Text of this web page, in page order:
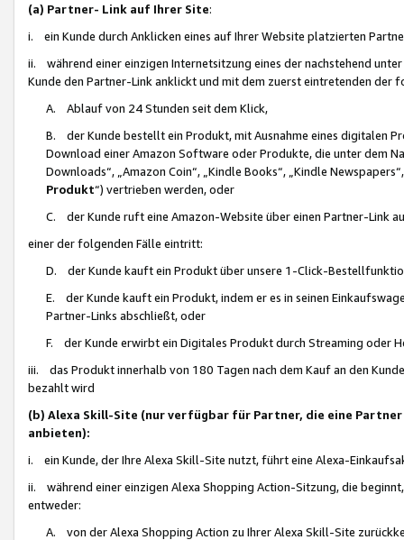
(a) Partner- Link auf Ihrer Site:
i. ein Kunde durch Anklicken eines auf Ihrer Website platzierten
ii. während einer einzigen Internetsitzung eines der nachstehend
Kunde den Partner-Link anklickt und mit dem zuerst eintretenden der
A. Ablauf von 24 Stunden seit dem Klick,
B. der Kunde bestellt ein Produkt, mit Ausnahme eines digitalen
Download einer Amazon Software oder Produkte, die unter dem
Downloads“, „Amazon Coin“, „Kindle Books“, „Kindle
Produkt“) vertrieben werden, oder
C. der Kunde ruft eine Amazon-Website über einen Partner-Link
einer der folgenden Fälle eintritt:
D. der Kunde kauft ein Produkt über unsere 1-Click-
E. der Kunde kauft ein Produkt, indem er es in seinen
Partner-Links abschließt, oder
F. der Kunde erwirbt ein Digitales Produkt durch Streaming oder
iii. das Produkt innerhalb von 180 Tagen nach dem Kauf an den
bezahlt wird
(b) Alexa Skill-Site (nur verfügbar für Partner, die eine
anbieten):
i. ein Kunde, der Ihre Alexa Skill-Site nutzt, führt eine Alexa-
ii. während einer einzigen Alexa Shopping Action-Sitzung, die
entweder:
A. von der Alexa Shopping Action zu Ihrer Alexa Skill-Site